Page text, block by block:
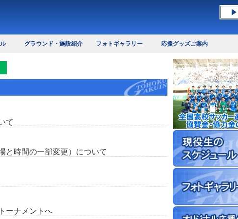
グラウンド・施設紹介 フォトギャラリー 応援グッズご案内
て
と時間の一部変更）について
ーナメントへ